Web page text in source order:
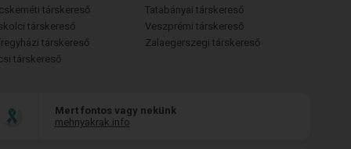
társkereső
társkereső
társkereső
társkereső
Tatabányai társkereső
Veszprémi társkereső
Zalaegerszegi társkereső
Mert fontos vagy nekünk
mehnyakrak.info